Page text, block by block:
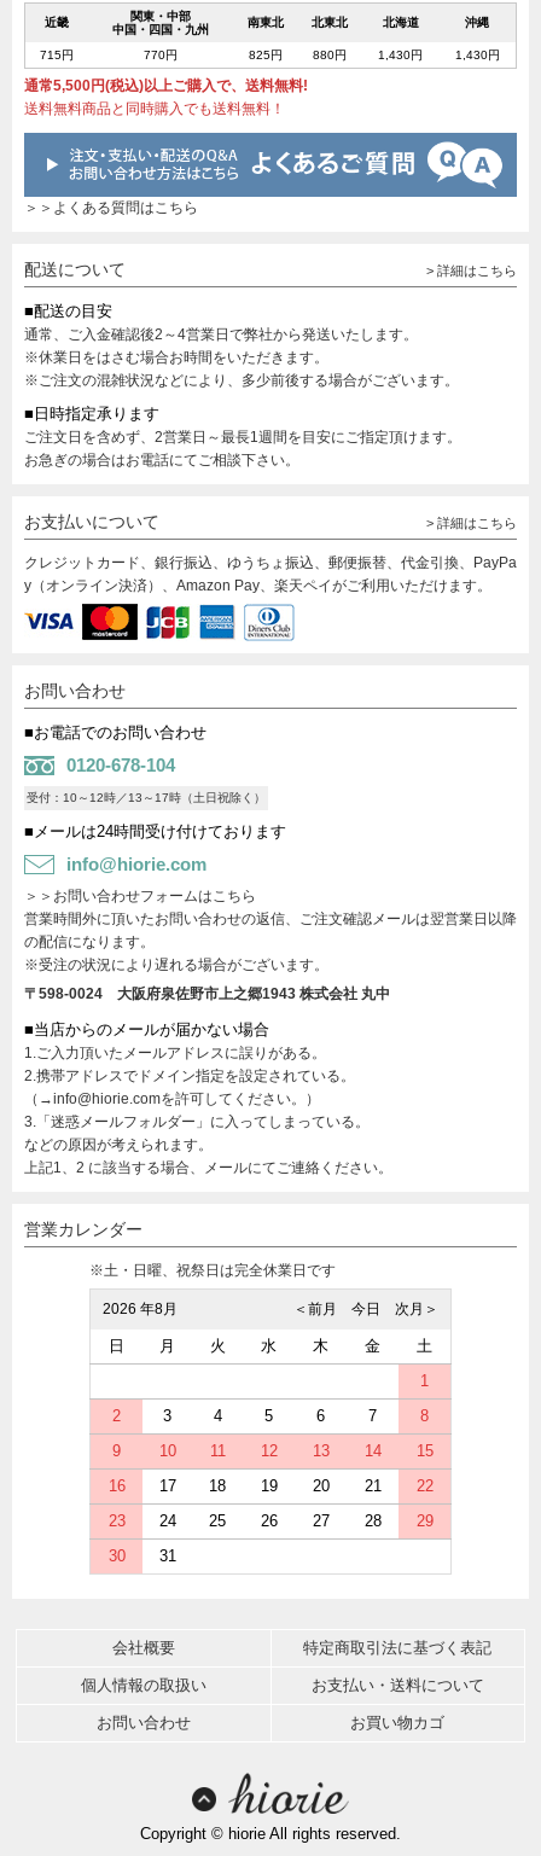
近畿
関東・中部
中国・四国・九州
南東北 北東北 北海道 沖縄
715円 770円 825円 880円 1,430円 1,430円
通常5,500円(税込)以上ご購入で、送料無料!
送料無料商品と同時購入でも送料無料！
＞＞よくある質問はこちら
配送について > 詳細はこちら
■配送の目安
通常、ご入金確認後2～4営業日で弊社から発送いたします。
※休業日をはさむ場合お時間をいただきます。
※ご注文の混雑状況などにより、多少前後する場合がございます。
■日時指定承ります
ご注文日を含めず、2営業日～最長1週間を目安にご指定頂けます。
お急ぎの場合はお電話にてご相談下さい。
お支払いについて > 詳細はこちら
クレジットカード、銀行振込、ゆうちょ振込、郵便振替、代金引換、PayPa
y（オンライン決済）、Amazon Pay、楽天ペイがご利用いただけます。
お問い合わせ
■お電話でのお問い合わせ
0120-678-104
受付：10～12時／13～17時（土日祝除く）
■メールは24時間受け付けております
info@hiorie.com
＞＞お問い合わせフォームはこちら
営業時間外に頂いたお問い合わせの返信、ご注文確認メールは翌営業日以降
の配信になります。
※受注の状況により遅れる場合がございます。
〒598-0024 大阪府泉佐野市上之郷1943 株式会社 丸中
■当店からのメールが届かない場合
1.ご入力頂いたメールアドレスに誤りがある。
2.携帯アドレスでドメイン指定を設定されている。
（→info@hiorie.comを許可してください。）
3.「迷惑メールフォルダー」に入ってしまっている。
などの原因が考えられます。
上記1、2 に該当する場合、メールにてご連絡ください。
営業カレンダー
※土・日曜、祝祭日は完全休業日です
2026 年8月 次月＞
今日
＜前月
日 月 火 水 木 金
土
1
2
3 4 5 6 7
8
9
10 11 12 13 14
15
16
17 18 19 20 21
22
23
24 25 26 27 28
29
30
31
会社概要 特定商取引法に基づく表記
個人情報の取扱い お支払い・送料について
お問い合わせ お買い物カゴ
Copyright © hiorie All rights reserved.